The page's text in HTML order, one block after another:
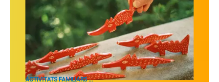
ACTIVITATS FAMILIARS ...